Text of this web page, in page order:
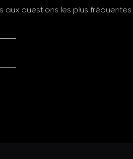
aux questions les plus fréquentes.